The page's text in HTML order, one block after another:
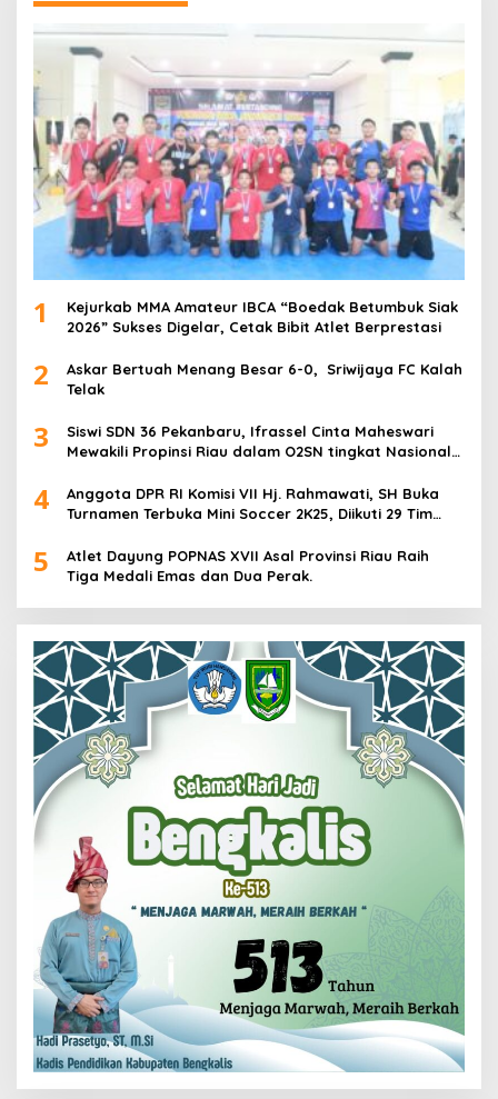
1
Kejurkab MMA Amateur IBCA “Boedak Betumbuk Siak
2026” Sukses Digelar, Cetak Bibit Atlet Berprestasi
2
Askar Bertuah Menang Besar 6-0, Sriwijaya FC Kalah
Telak
3
Siswi SDN 36 Pekanbaru, Ifrassel Cinta Maheswari
Mewakili Propinsi Riau dalam O2SN tingkat Nasional
4
Anggota DPR RI Komisi VII Hj. Rahmawati, SH Buka
Turnamen Terbuka Mini Soccer 2K25, Diikuti 29 Tim
5
Atlet Dayung POPNAS XVII Asal Provinsi Riau Raih
Tiga Medali Emas dan Dua Perak.